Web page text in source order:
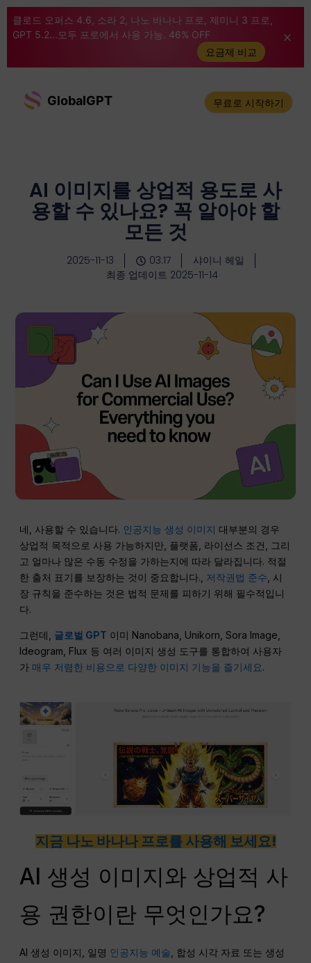
클로드 오퍼스 4.6, 소라 2, 나노 바나나 프로, 제미니 3 프로,
GPT 5.2...모두 프로에서 사용 가능. 46% OFF
요금제 비교
GlobalGPT 무료로 시작하기
AI 이미지를 상업적 용도로 사
용할 수 있나요? 꼭 알아야 할
모든 것
2025-11-13 03:17
샤이니 헤일
최종 업데이트 2025-11-14
네, 사용할 수 있습니다. 인공지능 생성 이미지 대부분의 경우
상업적 목적으로 사용 가능하지만, 플랫폼, 라이선스 조건, 그리
고 얼마나 많은 수동 수정을 가하는지에 따라 달라집니다. 적절
한 출처 표기를 보장하는 것이 중요합니다., 저작권법 준수 , 시
장 규칙을 준수하는 것은 법적 문제를 피하기 위해 필수적입니
다.
그런데, 글로벌 GPT 이미 Nanobana, Unikorn, Sora Image,
Ideogram, Flux 등 여러 이미지 생성 도구를 통합하여 사용자
가 매우 저렴한 비용으로 다양한 이미지 기능을 즐기세요.
지금 나노 바나나 프로를 사용해 보세요!
AI 생성 이미지와 상업적 사
용 권한이란 무엇인가요?
AI 생성 이미지, 일명 인공지능 예술, 합성 시각 자료 또는 생성